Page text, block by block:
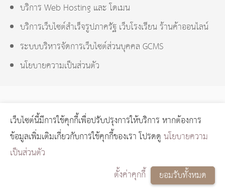
บริการ Web Hosting และ โดเมน
บริการเว็บไซต์สำเร็จรูปภาครัฐ เว็บโรงเรียน ร้านค้าออนไลน์
ระบบบริหารจัดการเว็บไซต์ส่วนบุคคล GCMS
นโยบายความเป็นส่วนตัว
GCMS Version 14.0.1 designed byKOTCHASAN.compage
process0.0201วินาที (13quries.)
Copyright © 2024 GORAGOD.com
เว็บไซต์นี้มีการใช้คุกกี้เพื่อปรับปรุงการให้บริการ หากต้องการ
ข้อมูลเพิ่มเติมเกี่ยวกับการใช้คุกกี้ของเรา โปรดดูนโยบายความ
เป็นส่วนตัว
ตั้งค่าคุกกี้
ยอมรับทั้งหมด